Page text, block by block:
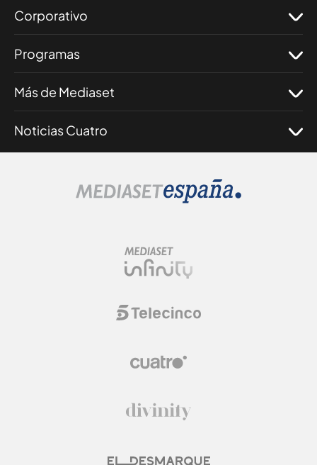
Corporativo
Programas
Más de Mediaset
Noticias Cuatro